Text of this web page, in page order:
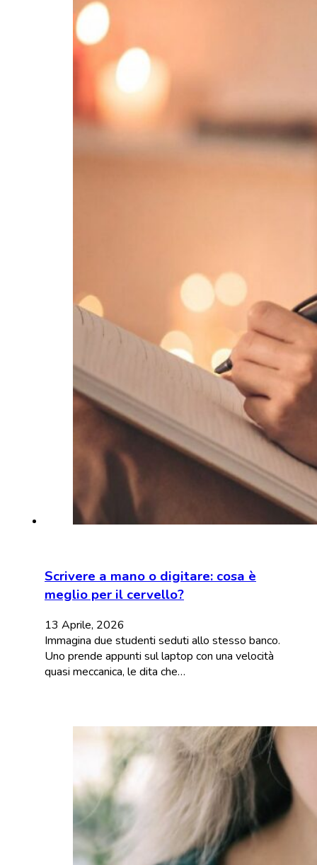
Scrivere a mano o digitare: cosa è
meglio per il cervello?
13 Aprile, 2026
Immagina due studenti seduti allo stesso banco.
Uno prende appunti sul laptop con una velocità
quasi meccanica, le dita che…